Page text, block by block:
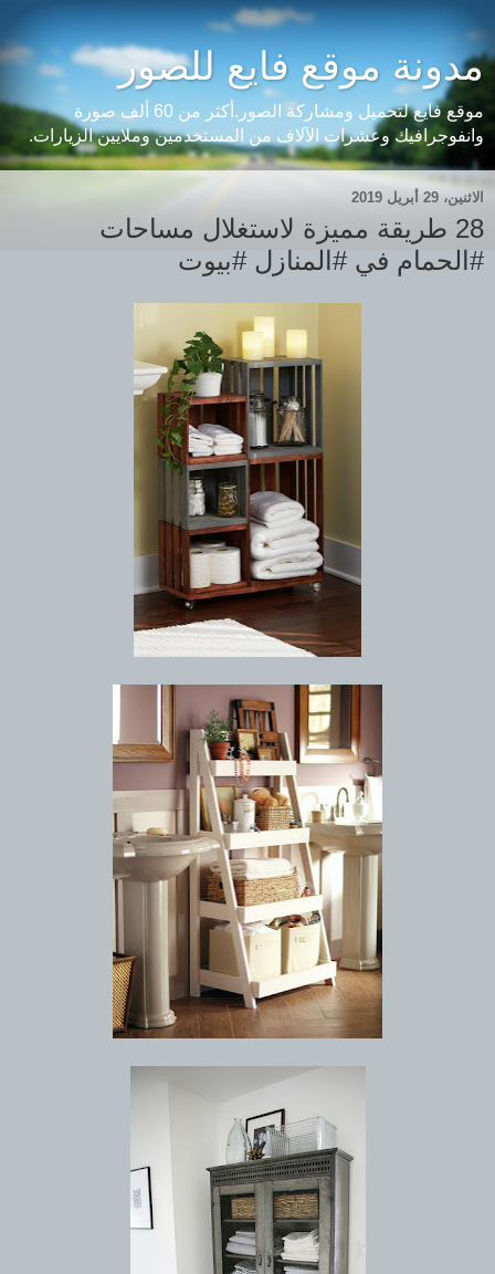
مدونة موقع فايع للصور
موقع فايع لتحميل ومشاركة الصور.أكثر من 60 ألف صورة
وانفوجرافيك وعشرات الآلاف من المستخدمين وملايين الزيارات.
الاثنين، 29 أبريل 2019
28 طريقة مميزة لاستغلال مساحات
#الحمام في #المنازل #بيوت